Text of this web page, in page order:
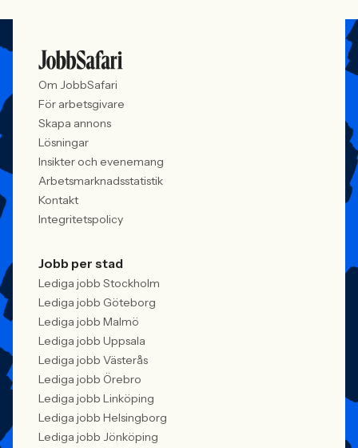
Om JobbSafari
För arbetsgivare
Skapa annons
Lösningar
Insikter och evenemang
Arbetsmarknadsstatistik
Kontakt
Integritetspolicy
Jobb per stad
Lediga jobb Stockholm
Lediga jobb Göteborg
Lediga jobb Malmö
Lediga jobb Uppsala
Lediga jobb Västerås
Lediga jobb Örebro
Lediga jobb Linköping
Lediga jobb Helsingborg
Lediga jobb Jönköping